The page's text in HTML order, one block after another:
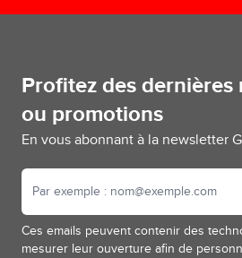
Profitez des dernières
ou promotions
En vous abonnant à la newsletter
Ces emails peuvent contenir des
mesurer leur ouverture afin de